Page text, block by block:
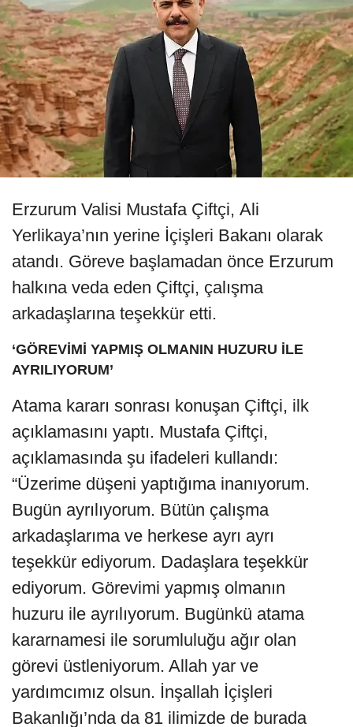
Erzurum Valisi Mustafa Çiftçi, Ali
Yerlikaya’nın yerine İçişleri Bakanı olarak
atandı. Göreve başlamadan önce Erzurum
halkına veda eden Çiftçi, çalışma
arkadaşlarına teşekkür etti.
‘GÖREVİMİ YAPMIŞ OLMANIN HUZURU İLE
AYRILIYORUM’
Atama kararı sonrası konuşan Çiftçi, ilk
açıklamasını yaptı. Mustafa Çiftçi,
açıklamasında şu ifadeleri kullandı:
“Üzerime düşeni yaptığıma inanıyorum.
Bugün ayrılıyorum. Bütün çalışma
arkadaşlarıma ve herkese ayrı ayrı
teşekkür ediyorum. Dadaşlara teşekkür
ediyorum. Görevimi yapmış olmanın
huzuru ile ayrılıyorum. Bugünkü atama
kararnamesi ile sorumluluğu ağır olan
görevi üstleniyorum. Allah yar ve
yardımcımız olsun. İnşallah İçişleri
Bakanlığı’nda da 81 ilimizde de burada